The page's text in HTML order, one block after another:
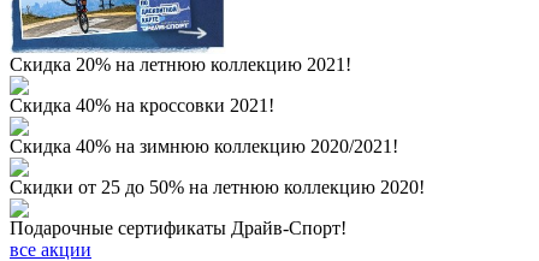
Скидка 20% на летнюю коллекцию 2021!
Скидка 40% на кроссовки 2021!
Скидка 40% на зимнюю коллекцию 2020/2021!
Скидки от 25 до 50% на летнюю коллекцию 2020!
Подарочные сертификаты Драйв-Спорт!
все акции